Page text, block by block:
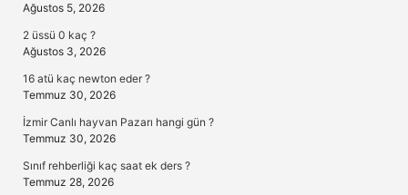
Ağustos 5, 2026
2 üssü 0 kaç ?
Ağustos 3, 2026
16 atü kaç newton eder ?
Temmuz 30, 2026
İzmir Canlı hayvan Pazarı hangi gün ?
Temmuz 30, 2026
Sınıf rehberliği kaç saat ek ders ?
Temmuz 28, 2026